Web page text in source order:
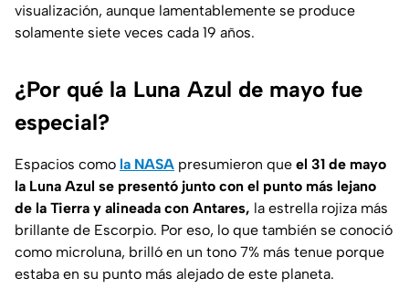
visualización, aunque lamentablemente se produce
solamente siete veces cada 19 años.
¿Por qué la Luna Azul de mayo fue
especial?
Espacios como la NASA presumieron que el 31 de mayo
la Luna Azul se presentó junto con el punto más lejano
de la Tierra y alineada con Antares, la estrella rojiza más
brillante de Escorpio. Por eso, lo que también se conoció
como microluna, brilló en un tono 7% más tenue porque
estaba en su punto más alejado de este planeta.